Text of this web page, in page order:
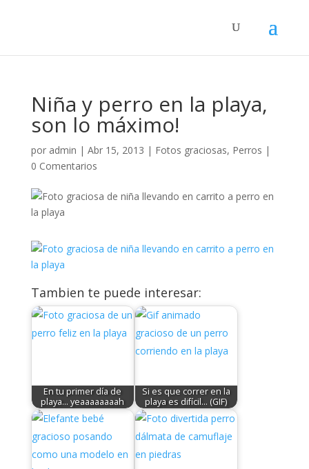
Niña y perro en la playa,
son lo máximo!
por admin | Abr 15, 2013 | Fotos graciosas, Perros |
0 Comentarios
Tambien te puede interesar:
En tu primer día de
playa... yeaaaaaaaah
Si es que correr en la
playa es difícil... (GIF)